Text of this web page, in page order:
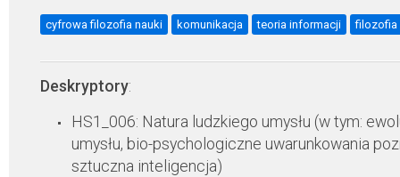
cyfrowa filozofia nauki komunikacja teoria informacji
Deskryptory:
HS1_006: Natura ludzkiego umysłu (w tym:
umysłu, bio-psychologiczne uwarunkowania
sztuczna inteligencja)